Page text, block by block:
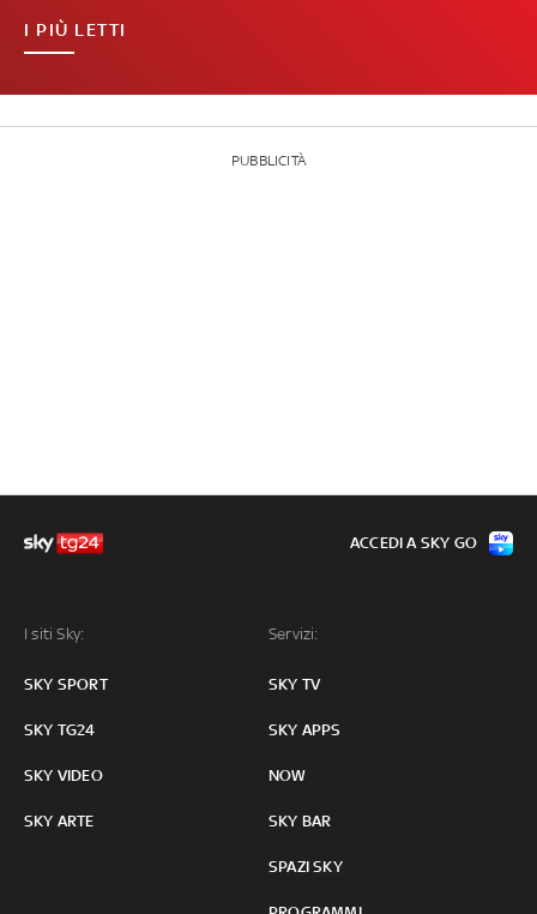
I PIÙ LETTI
PUBBLICITÀ
I siti Sky:
SKY SPORT
SKY TG24
SKY VIDEO
SKY ARTE
Servizi:
SKY TV
SKY APPS
NOW
SKY BAR
SPAZI SKY
ACCEDI A SKY GO